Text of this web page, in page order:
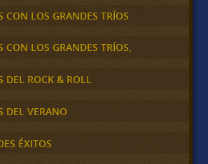
CON LOS GRANDES TRÍOS
CON LOS GRANDES TRÍOS,
DEL ROCK & ROLL
DEL VERANO
ÉXITOS